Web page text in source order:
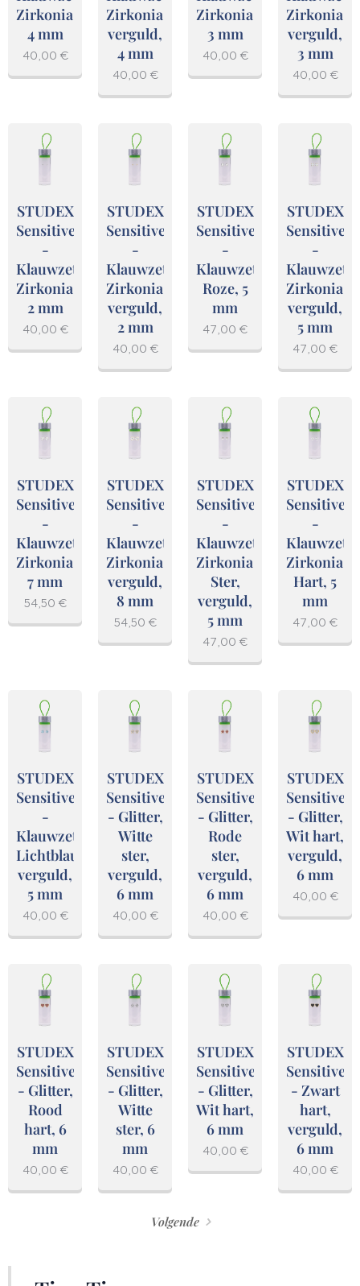
Zirkonia,
4 mm
40,00 €
Zirkonia,
verguld,
4 mm
40,00 €
Zirkonia,
3 mm
40,00 €
Zirkonia,
verguld,
3 mm
40,00 €
STUDEX
Sensitive
-
Klauwzetting,
Zirkonia,
2 mm
40,00 €
STUDEX
Sensitive
-
Klauwzetting,
Zirkonia,
verguld,
2 mm
40,00 €
STUDEX
Sensitive
-
Klauwzetting,
Roze, 5
mm
47,00 €
STUDEX
Sensitive
-
Zirkonia,
verguld,
5 mm
47,00 €
STUDEX
Sensitive
-
Klauwzetting,
Zirkonia,
7 mm
54,50 €
STUDEX
Sensitive
-
Klauwzetting,
Zirkonia,
verguld,
8 mm
54,50 €
STUDEX
Sensitive
-
Klauwzetting,
Zirkonia,
Ster,
verguld,
5 mm
47,00 €
STUDEX
Sensitive
-
Zirkonia,
Hart, 5
mm
47,00 €
STUDEX
Sensitive
-
Klauwzetting,
Lichtblauw,
verguld,
5 mm
40,00 €
STUDEX
Sensitive
- Glitter,
Witte
ster,
verguld,
6 mm
40,00 €
STUDEX
Sensitive
- Glitter,
Rode
ster,
verguld,
6 mm
40,00 €
STUDEX
Sensitive
- Glitter,
Wit hart,
verguld,
6 mm
40,00 €
STUDEX
Sensitive
- Glitter,
Rood
hart, 6
mm
40,00 €
STUDEX
Sensitive
- Glitter,
Witte
ster, 6
mm
40,00 €
STUDEX
Sensitive
- Glitter,
Wit hart,
6 mm
40,00 €
STUDEX
Sensitive
- Zwart
hart,
verguld,
6 mm
40,00 €
Volgende